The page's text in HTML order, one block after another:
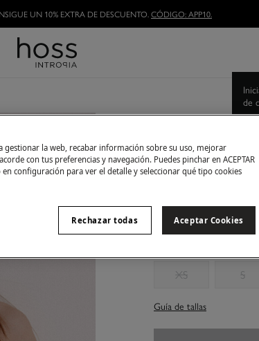
Y DISFRUTA DE LAS VENTAJAS
de
Marcela. Top
29,00 €
59,00 € Ahorras 30,00 €
XS
S
Guía de tallas
gestionar la web, recabar información sobre su uso, mejorar
con tus preferencias y navegación. Puedes pinchar en ACEPTAR
configuración para ver el detalle y seleccionar qué tipo cookies
Rechazar todas Aceptar Cookies